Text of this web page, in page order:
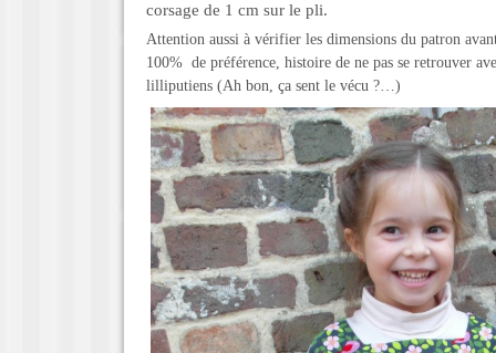
corsage de 1 cm sur le pli.
Attention aussi à vérifier les dimensions du patron
100% de préférence, histoire de ne pas se retrouver
lilliputiens (Ah bon, ça sent le vécu ?…)